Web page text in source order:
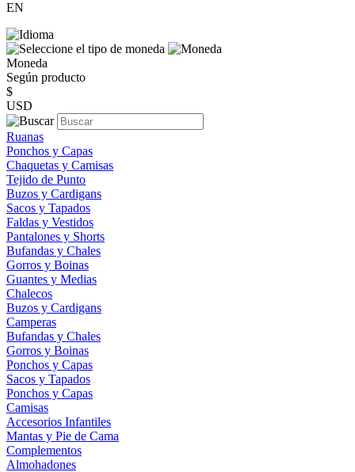
EN
Moneda
Según producto
$
USD
Ruanas
Ponchos y Capas
Chaquetas y Camisas
Tejido de Punto
Buzos y Cardigans
Sacos y Tapados
Faldas y Vestidos
Pantalones y Shorts
Bufandas y Chales
Gorros y Boinas
Guantes y Medias
Chalecos
Buzos y Cardigans
Camperas
Bufandas y Chales
Gorros y Boinas
Ponchos y Capas
Sacos y Tapados
Ponchos y Capas
Camisas
Accesorios Infantiles
Mantas y Pie de Cama
Complementos
Almohadones